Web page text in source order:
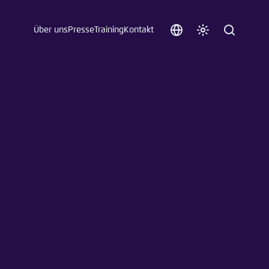
SpracheFarbschema
Suche
Über uns PresseTraining Kontakt